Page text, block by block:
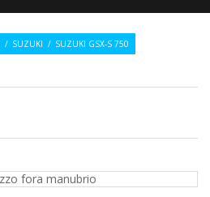
/ SUZUKI / SUZUKI GSX-S 750